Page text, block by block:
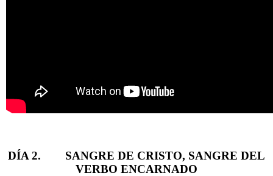
DÍA 2.
SANGRE DE CRISTO, SANGRE DEL
VERBO ENCARNADO